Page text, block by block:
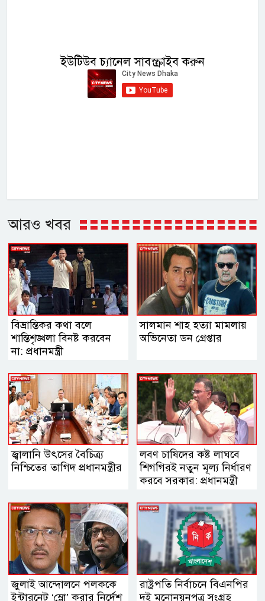
ইউটিউব চ্যানেল সাবস্ক্রাইব করুন
আরও খবর
বিভ্রান্তিকর কথা বলে
শান্তিশৃঙ্খলা বিনষ্ট করবেন
না: প্রধানমন্ত্রী
সালমান শাহ হত্যা মামলায়
অভিনেতা ডন গ্রেপ্তার
জ্বালানি উৎসের বৈচিত্র্য
নিশ্চিতের তাগিদ প্রধানমন্ত্রীর
লবণ চাষিদের কষ্ট লাঘবে
শিগগিরই নতুন মূল্য নির্ধারণ
করবে সরকার: প্রধানমন্ত্রী
জুলাই আন্দোলনে পলককে
ইন্টারনেট ‘স্লো’ করার নির্দেশ
রাষ্ট্রপতি নির্বাচনে বিএনপির
দুই মনোনয়নপত্র সংগ্রহ